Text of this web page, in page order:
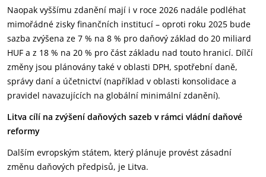
Naopak vyššímu zdanění mají i v roce 2026 nadále podléhat
mimořádné zisky finančních institucí – oproti roku 2025 bude
sazba zvýšena ze 7 % na 8 % pro daňový základ do 20 miliard
HUF a z 18 % na 20 % pro část základu nad touto hranicí. Dílčí
změny jsou plánovány také v oblasti DPH, spotřební daně,
správy daní a účetnictví (například v oblasti konsolidace a
pravidel navazujících na globální minimální zdanění).
Litva cílí na zvýšení daňových sazeb v rámci vládní daňové
reformy
Dalším evropským státem, který plánuje provést zásadní
změnu daňových předpisů, je Litva.